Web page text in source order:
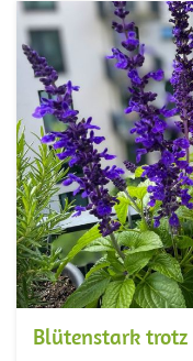
Blütenstark